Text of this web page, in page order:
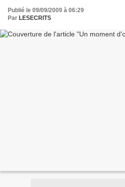
Publié le 09/09/2009 à 06:29
Par LESECRITS